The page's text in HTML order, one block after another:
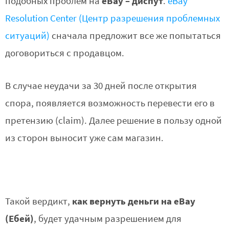
Resolution Center (Центр разрешения проблемных
ситуаций) сначала предложит все же попытаться
договориться с продавцом.
В случае неудачи за 30 дней после открытия
спора, появляется возможность перевести его в
претензию (claim). Далее решение в пользу одной
из сторон выносит уже сам магазин.
Такой вердикт, как вернуть деньги на eBay
(Ебей), будет удачным разрешением для